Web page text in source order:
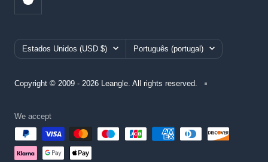
Country/region
Estados Unidos (USD $) Language
Português (portugal)
Copyright © 2009 - 2026 Leangle. All rights reserved.
We accept